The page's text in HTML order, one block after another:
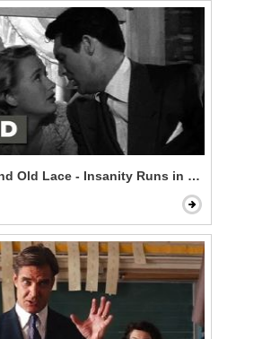
Old Lace - Insanity Runs in My Family